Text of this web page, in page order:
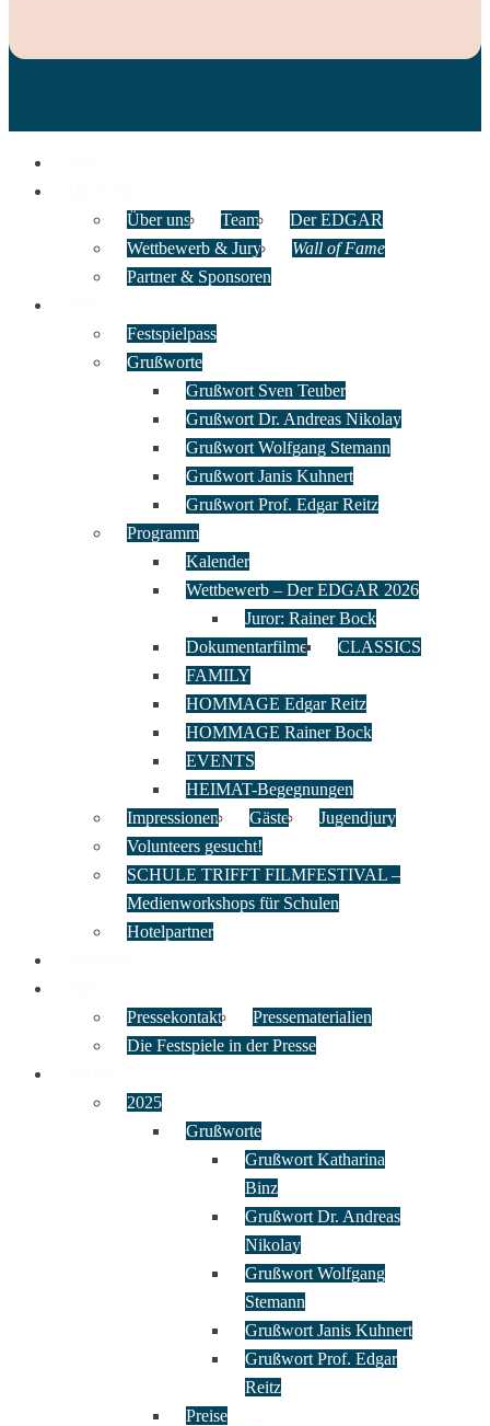
Über uns
Team
Der EDGAR
Wettbewerb & Jury
Wall of Fame
Partner & Sponsoren
Festspielpass
Grußworte
Grußwort Sven Teuber
Grußwort Dr. Andreas Nikolay
Grußwort Wolfgang Stemann
Grußwort Janis Kuhnert
Grußwort Prof. Edgar Reitz
Programm
Kalender
Wettbewerb – Der EDGAR 2026
Juror: Rainer Bock
Dokumentarfilme
CLASSICS
FAMILY
HOMMAGE Edgar Reitz
HOMMAGE Rainer Bock
EVENTS
HEIMAT-Begegnungen
Impressionen
Gäste
Jugendjury
Volunteers gesucht!
SCHULE TRIFFT FILMFESTIVAL –
Medienworkshops für Schulen
Hotelpartner
Pressekontakt
Pressematerialien
Die Festspiele in der Presse
2025
Grußworte
Grußwort Katharina
Binz
Grußwort Dr. Andreas
Nikolay
Grußwort Wolfgang
Stemann
Grußwort Janis Kuhnert
Grußwort Prof. Edgar
Reitz
Preise